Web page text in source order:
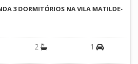
3 DORMITÓRIOS NA VILA MATILDE-
2 1